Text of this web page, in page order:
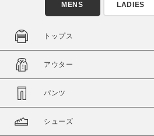
セール価格
在庫
在庫あり
MENS LADIES
トップス
アウター
パンツ
シューズ